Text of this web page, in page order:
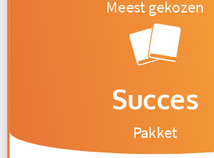
Succes
Pakket